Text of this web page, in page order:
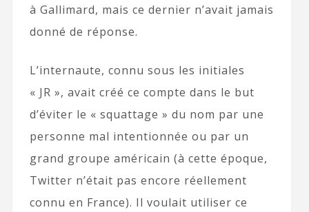
à Gallimard, mais ce dernier n’avait jamais
donné de réponse.
L’internaute, connu sous les initiales
« JR », avait créé ce compte dans le but
d’éviter le « squattage » du nom par une
personne mal intentionnée ou par un
grand groupe américain (à cette époque,
Twitter n’était pas encore réellement
connu en France). Il voulait utiliser ce